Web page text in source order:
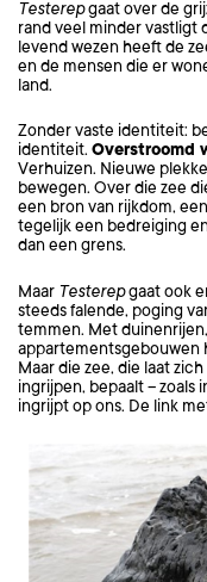
Testerepgaat over de
rand veel minder vastligt
levend wezen heeft de
en de mensen die er
land.
Zonder vaste identiteit:
identiteit. Overstroomd
Verhuizen. Nieuwe
bewegen. Over die zee
een bron van rijkdom,
tegelijk een bedreiging
dan een grens.
Maar Testerepgaat ook
steeds falende, poging
temmen. Met
appartementsgebouwen
Maar die zee, die laat
ingrijpen, bepaalt – zoals
ingrijpt op ons. De link
Inzoomen